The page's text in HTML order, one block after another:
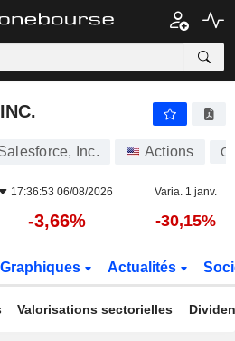
Inc. Actions
17:36:53 06/08/2026 Varia. 1 janv.
-3,66% -30,15%
Graphiques Actualités
Valorisations sectorielles